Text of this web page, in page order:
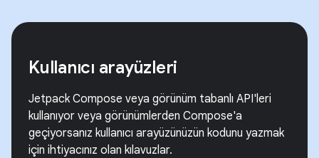
Kullanıcı arayüzleri
Jetpack Compose veya görünüm tabanlı API'leri
kullanıyor veya görünümlerden Compose'a
geçiyorsanız kullanıcı arayüzünüzün kodunu yazmak
için ihtiyacınız olan kılavuzlar.